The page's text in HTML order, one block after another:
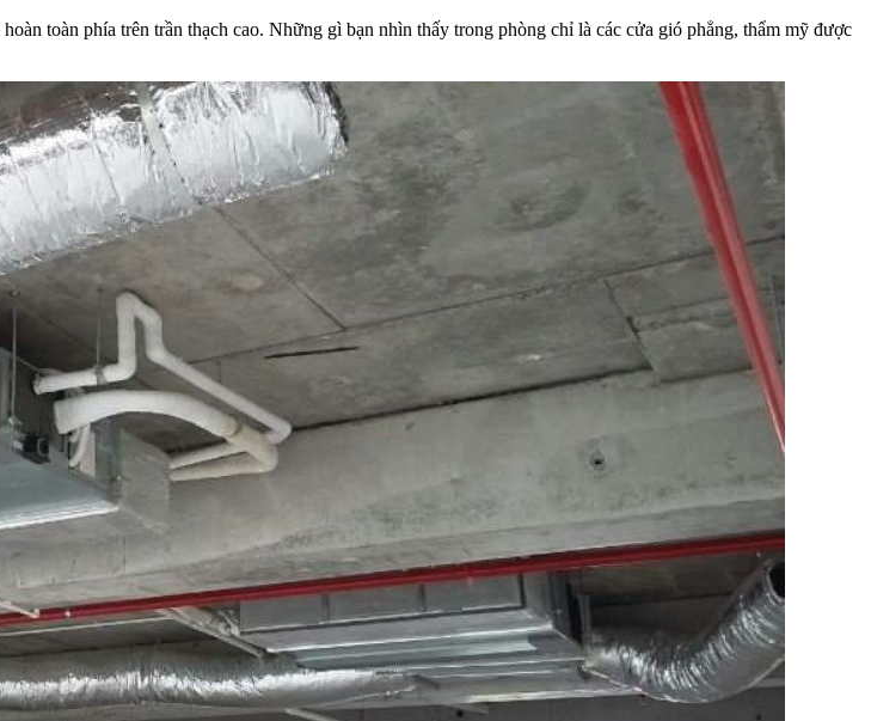
toàn phía trên trần thạch cao. Những gì bạn nhìn thấy trong phòng chỉ là các cửa gió phẳng, thẩm mỹ được